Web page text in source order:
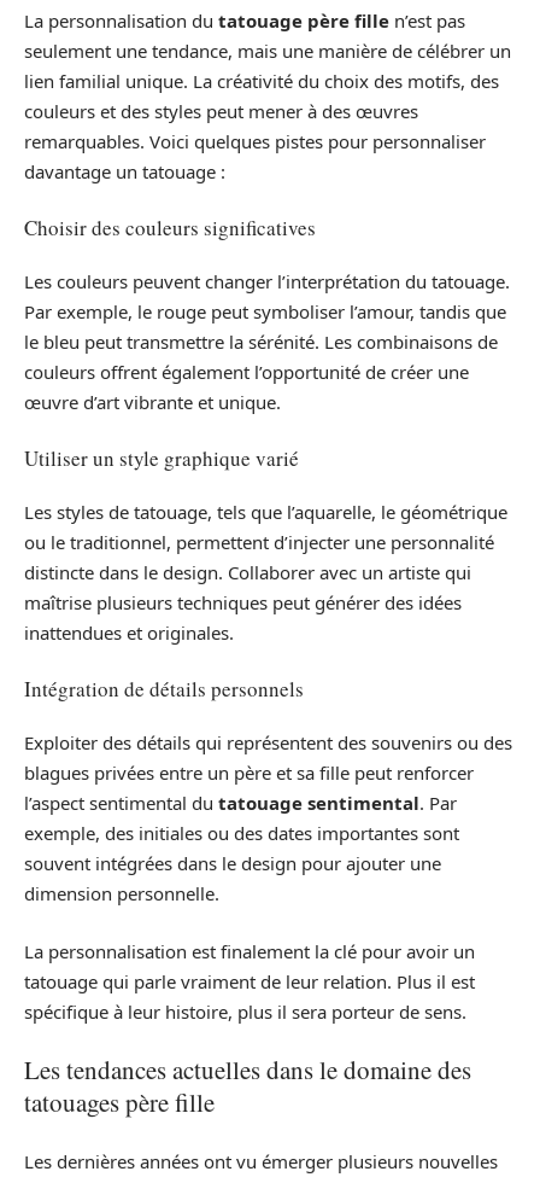
La personnalisation du tatouage père fille n’est pas
seulement une tendance, mais une manière de célébrer un
lien familial unique. La créativité du choix des motifs, des
couleurs et des styles peut mener à des œuvres
remarquables. Voici quelques pistes pour personnaliser
davantage un tatouage :
Choisir des couleurs significatives
Les couleurs peuvent changer l’interprétation du tatouage.
Par exemple, le rouge peut symboliser l’amour, tandis que
le bleu peut transmettre la sérénité. Les combinaisons de
couleurs offrent également l’opportunité de créer une
œuvre d’art vibrante et unique.
Utiliser un style graphique varié
Les styles de tatouage, tels que l’aquarelle, le géométrique
ou le traditionnel, permettent d’injecter une personnalité
distincte dans le design. Collaborer avec un artiste qui
maîtrise plusieurs techniques peut générer des idées
inattendues et originales.
Intégration de détails personnels
Exploiter des détails qui représentent des souvenirs ou des
blagues privées entre un père et sa fille peut renforcer
l’aspect sentimental du tatouage sentimental. Par
exemple, des initiales ou des dates importantes sont
souvent intégrées dans le design pour ajouter une
dimension personnelle.
La personnalisation est finalement la clé pour avoir un
tatouage qui parle vraiment de leur relation. Plus il est
spécifique à leur histoire, plus il sera porteur de sens.
Les tendances actuelles dans le domaine des
tatouages père fille
Les dernières années ont vu émerger plusieurs nouvelles